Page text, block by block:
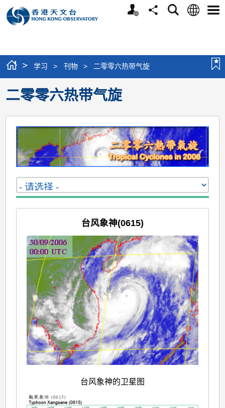
个
分
搜
语
选
> 学习 > 刊物 > 二零零六热带气旋
二零零六热带气旋
台风象神(0615)
台风象神的卫星图